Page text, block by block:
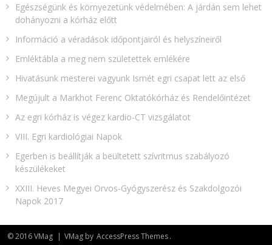
Egészségünk és környezetünk védelmében: A járdán sem lehet
dohányozni a kórház előtt
Információ a véradások időpontjairól és helyszíneiről
Emléktábla a meg nem születettek emlékére​
Hivatásunk mesterei vagyunk Ismét egri csapat lett az első
Megújult a Markhot Ferenc Oktatókórház és Rendelőintézet
Az egri kórház is végez kardio-CT vizsgálatot
VIII. Egri kardiológiai Napok
Egerben is beállítják a beültetett szívritmus szabályozó
készülékeket
XXIII. Heves Megyei Orvos-Gyógyszerész és Szakdolgozói
Napok 2017
© 2016 VMag | VMag by AccessPress Themes.